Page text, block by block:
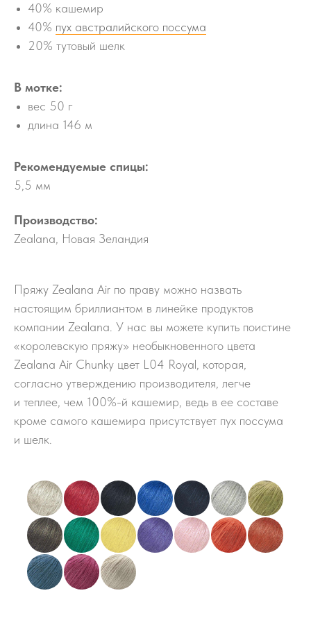
40% кашемир
40% пух австралийского поссума
20% тутовый шелк
В мотке:
вес 50 г
длина 146 м
Рекомендуемые спицы:
5,5 мм
Производство:
Zealana, Новая Зеландия
Пряжу Zealana Air по праву можно назвать
настоящим бриллиантом в линейке продуктов
компании Zealana. У нас вы можете купить поистине
«королевскую пряжу» необыкновенного цвета
Zealana Air Chunky цвет L04 Royal, которая,
согласно утверждению производителя, легче
и теплее, чем 100%-й кашемир, ведь в ее составе
кроме самого кашемира присутствует пух поссума
и шелк.